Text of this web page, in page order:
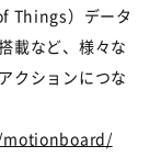
Things）データ
載など、様々な
クションにつな